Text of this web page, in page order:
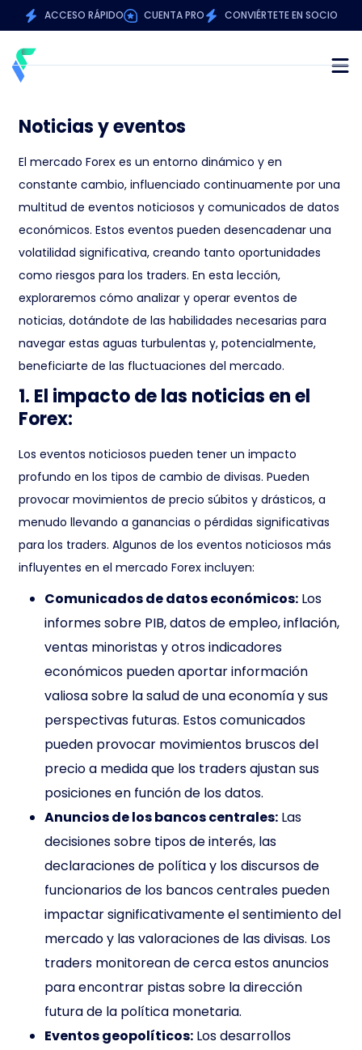
ACCESO RÁPIDO CUENTA PRO CONVIÉRTETE EN SOCIO
Noticias y eventos
El mercado Forex es un entorno dinámico y en
constante cambio, influenciado continuamente por una
multitud de eventos noticiosos y comunicados de datos
económicos. Estos eventos pueden desencadenar una
volatilidad significativa, creando tanto oportunidades
como riesgos para los traders. En esta lección,
exploraremos cómo analizar y operar eventos de
noticias, dotándote de las habilidades necesarias para
navegar estas aguas turbulentas y, potencialmente,
beneficiarte de las fluctuaciones del mercado.
1. El impacto de las noticias en el
Forex:
Los eventos noticiosos pueden tener un impacto
profundo en los tipos de cambio de divisas. Pueden
provocar movimientos de precio súbitos y drásticos, a
menudo llevando a ganancias o pérdidas significativas
para los traders. Algunos de los eventos noticiosos más
influyentes en el mercado Forex incluyen:
Comunicados de datos económicos: Los
informes sobre PIB, datos de empleo, inflación,
ventas minoristas y otros indicadores
económicos pueden aportar información
valiosa sobre la salud de una economía y sus
perspectivas futuras. Estos comunicados
pueden provocar movimientos bruscos del
precio a medida que los traders ajustan sus
posiciones en función de los datos.
Anuncios de los bancos centrales: Las
decisiones sobre tipos de interés, las
declaraciones de política y los discursos de
funcionarios de los bancos centrales pueden
impactar significativamente el sentimiento del
mercado y las valoraciones de las divisas. Los
traders monitorean de cerca estos anuncios
para encontrar pistas sobre la dirección
futura de la política monetaria.
Eventos geopolíticos: Los desarrollos